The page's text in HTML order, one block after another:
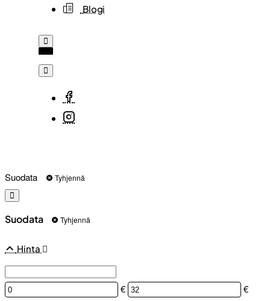
Blogi
Suodata Tyhjennä
Suodata Tyhjennä
Hinta
€ €